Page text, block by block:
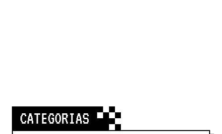
CATEGORIAS